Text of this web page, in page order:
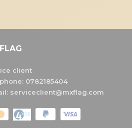
client
0782185404
serviceclient@mxflag.com